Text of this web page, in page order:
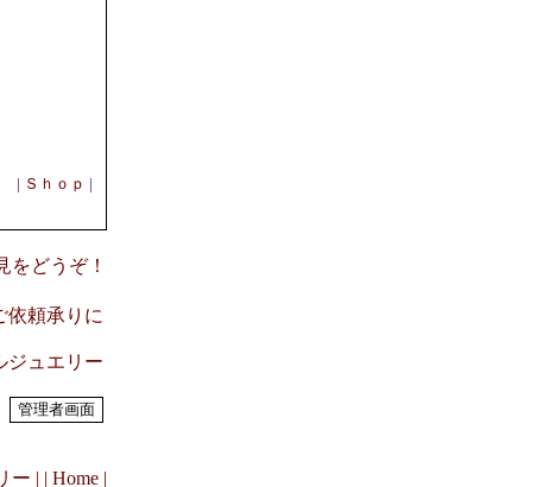
| Ｓｈｏｐ |
をどうぞ！
依頼承りに
ジュエリー
ー | | Home |